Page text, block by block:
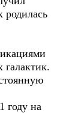
родилась
галактик.
году на